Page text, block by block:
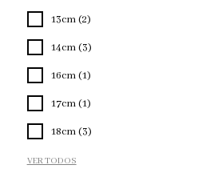
13cm (2)
14cm (3)
16cm (1)
17cm (1)
18cm (3)
VER TODOS